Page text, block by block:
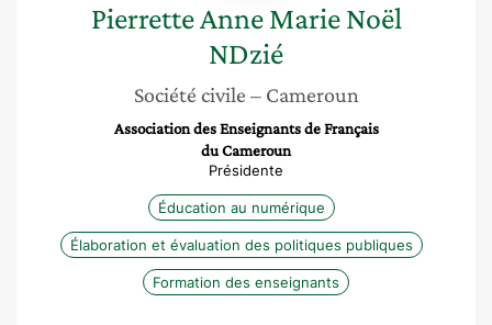
Pierrette Anne Marie Noël
NDzié
Société civile – Cameroun
Association des Enseignants de Français
du Cameroun
Présidente
Éducation au numérique
Élaboration et évaluation des politiques publiques
Formation des enseignants